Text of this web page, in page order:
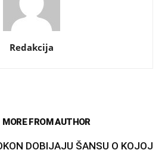
Redakcija
MORE FROM AUTHOR
DOBIJAJU ŠANSU O KOJOJ